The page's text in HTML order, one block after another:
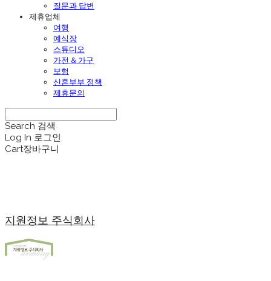
질문과 답변
제휴업체
여행
예식장
스튜디오
가전 & 가구
보험
신혼부부 정책
제휴문의
Search 검색
Log In 로그인
Cart장바구니
지원정보 주식회사